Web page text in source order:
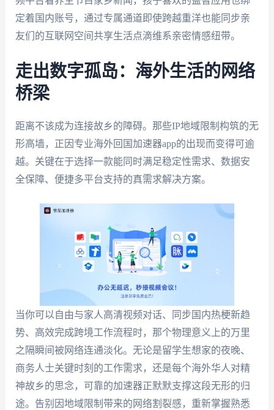
定着国内账号，通过专属通道即使跨越重洋也能同步亲
友们的互联网空间共享生活点滴维系亲密情感纽带。
走出数字孤岛：海外生活的网络
桥梁
距离不该成为连接故乡的障碍。那些IP地域限制构筑的无
形高墙，正因专业海外回国加速器app的出现而变得可逾
越。关键在于选择一款能同时满足稳定性需求、数据安
全保障、便捷多平台支持的真需求解决方案。
当你可以自由与家人高清视频对话、同步国内热梗新趋
势、高效完成跨境工作流程时，那个物理意义上的万里
之隔瞬间被网络连通淡化。无论是留学生想家的夜晚、
商务人士关键时刻的工作需求，还是每个海外华人对精
神故乡的思念，可靠的加速器正默默支撑这段无形的归
途。告别因地域限制带来的网络割裂感，重新掌握熟悉